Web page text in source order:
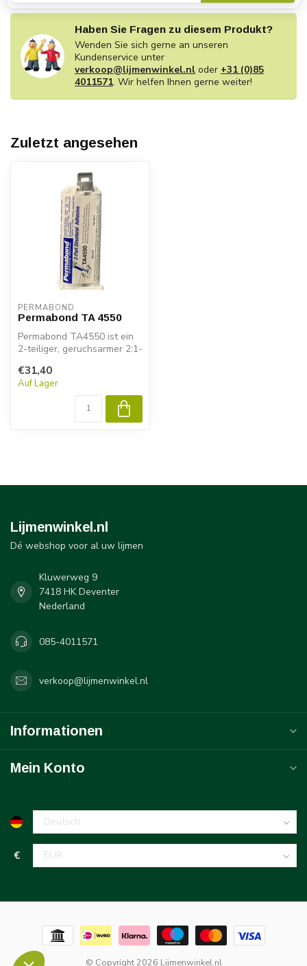
Haben Sie Fragen zu diesem Produkt?
Wenden Sie sich gerne an unseren
Kundenservice unter
verkoop@lijmenwinkel.nl oder +31 (0)85
4011571. Wir helfen Ihnen gerne weiter!
Zuletzt angesehen
PERMABOND
Permabond TA 4550
Permabond TA4550 ist ein
2-teiliger, geruchsarmer 2:1-
€31,40
Auf Lager
Lijmenwinkel.nl
Dé webshop voor al uw lijmen
Kluwerweg 9
7418 HK Deventer
Nederland
085-4011571
verkoop@lijmenwinkel.nl
Informationen
Mein Konto
€
© Copyright 2026 Lijmenwinkel.nl